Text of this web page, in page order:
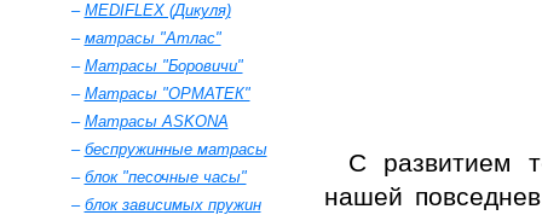
– MEDIFLEX (Дикуля)
– матрасы "Атлас"
– Матрасы "Боровичи"
– Матрасы "ОРМАТЕК"
– Матрасы ASKONA
– беспружинные матрасы
– блок "песочные часы"
– блок зависимых пружин
С развитием
нашей